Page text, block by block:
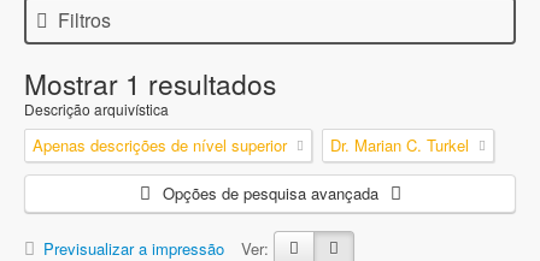
Filtros
Mostrar 1 resultados
Descrição arquivística
Apenas descrições de nível superior Dr. Marian C. Turkel
Opções de pesquisa avançada
Previsualizar a impressão
Ver: